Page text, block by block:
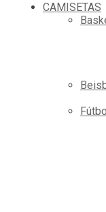
CAMISETAS
Fútbol